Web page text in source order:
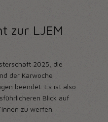
zur LJEM
2025, die
der Karwoche
beendet. Es ist also
Blick auf
zu werfen.